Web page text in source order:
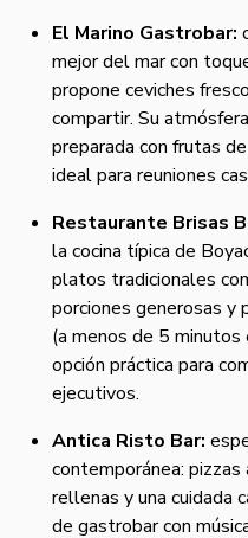
El Marino Gastrobar:
mejor del mar con
propone ceviches
compartir. Su
preparada con frutas
ideal para reuniones
Restaurante Brisas
la cocina típica de
platos tradicionales
porciones generosas y
(a menos de 5
opción práctica para
ejecutivos.
Antica Risto Bar:
contemporánea:
rellenas y una cuidada
de gastrobar con